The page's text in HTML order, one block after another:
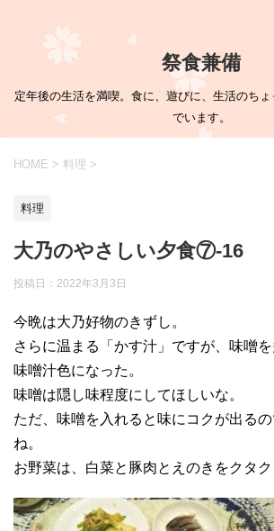
祭食兼備
定年後の生活を満喫。食に、遊びに、生活のち
でいます。
HOME > 料理 >
料理
大乃のやさしい夕食⑦-16
投稿日： 2022年3月3日
今晩は大乃好物のきずし。
さらに温まる「かす汁」ですが、味噌
味噌汁色になった。
味噌は隠し味程度にしてほしいな。
ただ、味噌を入れると味にコクが出る
ね。
お野菜は、白菜と豚肉とえのきをクタク